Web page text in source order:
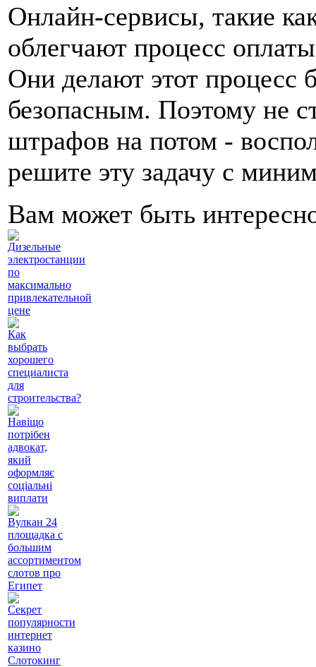
Онлайн-сервисы, такие
облегчают процесс
Они делают этот
безопасным. Поэтому не
штрафов на потом -
решите эту задачу с
Вам может быть
Дизельные
электростанции
по
максимально
привлекательной
цене
Как
выбрать
хорошего
специалиста
для
строительства?
Навіщо
потрібен
адвокат,
який
оформляє
соціальні
виплати
Вулкан 24
площадка с
большим
ассортиментом
слотов про
Египет
Секрет
популярности
интернет
казино
Слотокинг